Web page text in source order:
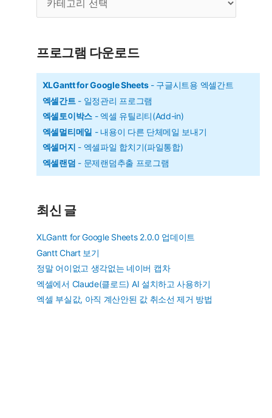
2026.04.07
테
리
프로그램 다운로드
XLGantt for Google Sheets- 구글시트용 엑셀간트
엑셀간트- 일정관리 프로그램
엑셀토이박스 - 엑셀 유틸리티(Add-in)
엑셀멀티메일 - 내용이 다른 단체메일 보내기
엑셀머지 - 엑셀파일 합치기(파일통합)
엑셀랜덤 - 문제랜덤추출 프로그램
최신 글
XLGantt for Google Sheets 2.0.0 업데이트
Gantt Chart 보기
정말 어이없고 생각없는 네이버 캡차
엑셀에서 Claude(클로드) AI 설치하고 사용하기
엑셀 부실값, 아직 계산안된 값 취소선 제거 방법